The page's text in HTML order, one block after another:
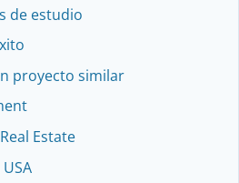
de estudio
proyecto similar
Estate